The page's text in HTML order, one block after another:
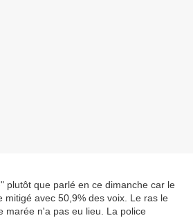
plutôt que parlé en ce dimanche car le
mitigé avec 50,9% des voix. Le ras le
marée n'a pas eu lieu. La police